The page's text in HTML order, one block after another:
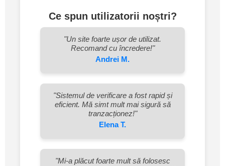
Ce spun utilizatorii noștri?
"Un site foarte ușor de utilizat.
Recomand cu încredere!"
Andrei M.
"Sistemul de verificare a fost rapid și
eficient. Mă simt mult mai sigură să
tranzacționez!"
Elena T.
"Mi-a plăcut foarte mult să folosesc